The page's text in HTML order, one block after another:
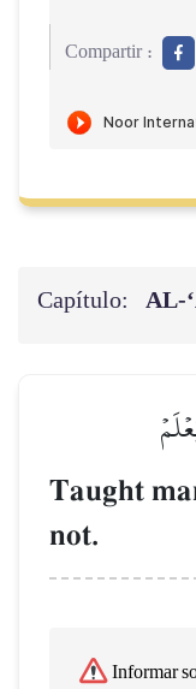
Compartir :
Capítulo:
Taught
not.
Informar